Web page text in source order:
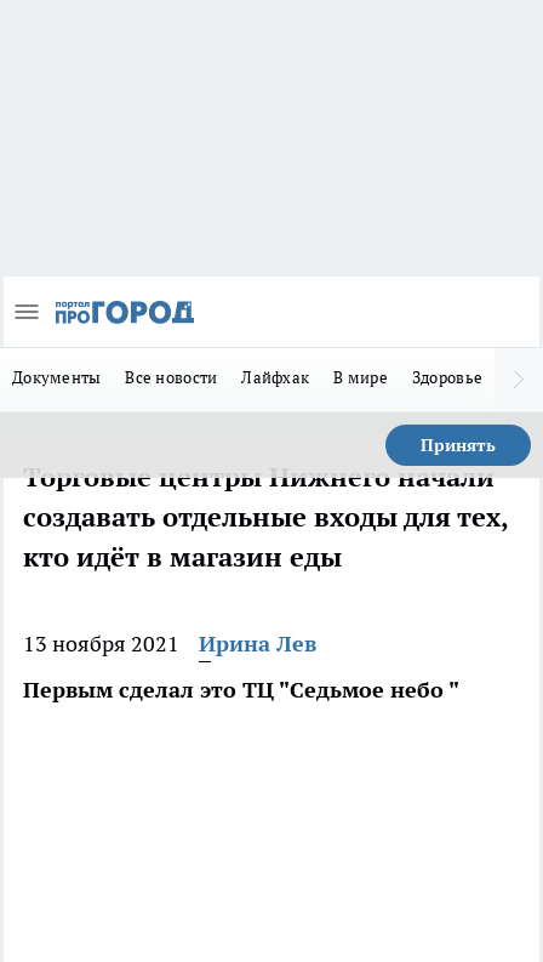
Документы Все новости Лайфхак В мире Здоровье
Принять
Торговые центры Нижнего начали
создавать отдельные входы для тех,
кто идёт в магазин еды
13 ноября 2021
Ирина Лев
Первым сделал это ТЦ "Седьмое небо "